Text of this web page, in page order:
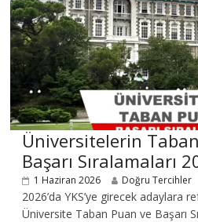
Üniversitelerin
Başarı Sıralamaları
1 Haziran 2026 Doğru Tercihler
2026’da YKS’ye girecek adaylara
Üniversite Taban Puan ve Başarı